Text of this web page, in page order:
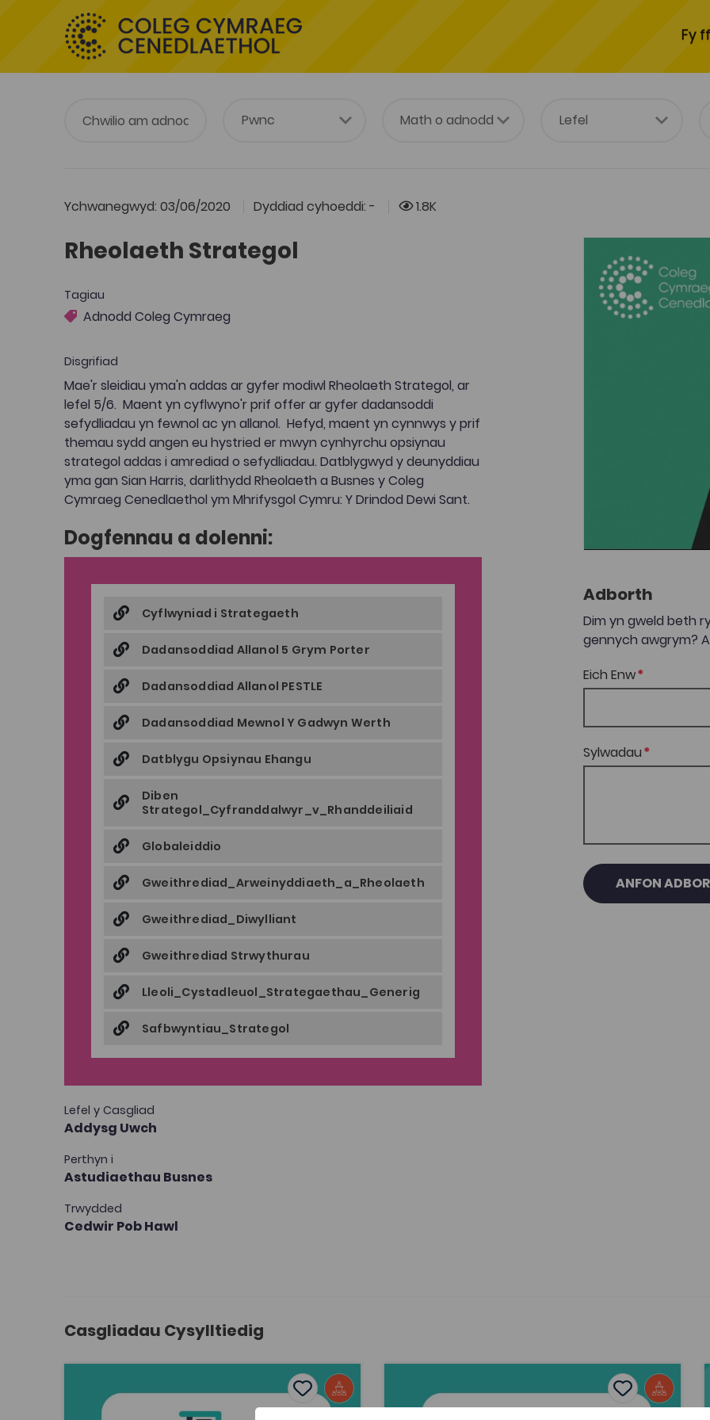
Fy
Ychwanegwyd: 03/06/2020 Dyddiad cyhoeddi: - 1.8K
Rheolaeth Strategol
Tagiau
Adnodd Coleg Cymraeg
Disgrifiad
Mae'r sleidiau yma'n addas ar gyfer modiwl Rheolaeth Strategol, ar
lefel 5/6. Maent yn cyflwyno'r prif offer ar gyfer dadansoddi
sefydliadau yn fewnol ac yn allanol. Hefyd, maent yn cynnwys y prif
themau sydd angen eu hystried er mwyn cynhyrchu opsiynau
strategol addas i amrediad o sefydliadau. Datblygwyd y deunyddiau
yma gan Sian Harris, darlithydd Rheolaeth a Busnes y Coleg
Cymraeg Cenedlaethol ym Mhrifysgol Cymru: Y Drindod Dewi Sant.
Dogfennau a dolenni:
Cyflwyniad i Strategaeth
Dadansoddiad Allanol 5 Grym Porter
Dadansoddiad Allanol PESTLE
Dadansoddiad Mewnol Y Gadwyn Werth
Datblygu Opsiynau Ehangu
Diben
Strategol_Cyfranddalwyr_v_Rhanddeiliaid
Globaleiddio
Gweithrediad_Arweinyddiaeth_a_Rheolaeth
Gweithrediad_Diwylliant
Gweithrediad Strwythurau
Lleoli_Cystadleuol_Strategaethau_Generig
Safbwyntiau_Strategol
Lefel y Casgliad
Addysg Uwch
Perthyn i
Astudiaethau Busnes
Trwydded
Cedwir Pob Hawl
Adborth
Dim yn gweld beth
gennych awgrym?
Eich Enw
Sylwadau
ANFON
Casgliadau Cysylltiedig
Ynni Adnewyddol - manteision i weithio ar y tir
Add to favourites
Dyddiad cyhoeddi: 2026 Add to favourites
Cyflwyniad Arloesedd mewn Bwyd ac Amaeth
Add to
Dyddiad cyhoeddi: 2026 Add to